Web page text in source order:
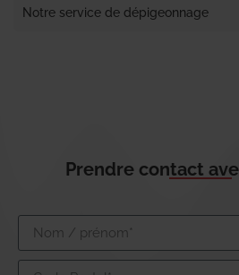
Notre service de dépigeonnage
Prendre contact